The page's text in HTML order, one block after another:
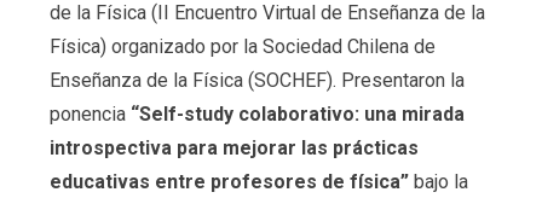
de la Física (II Encuentro Virtual de Enseñanza de la
Física) organizado por la Sociedad Chilena de
Enseñanza de la Física (SOCHEF). Presentaron la
ponencia “Self-study colaborativo: una mirada
introspectiva para mejorar las prácticas
educativas entre profesores de física”bajo la